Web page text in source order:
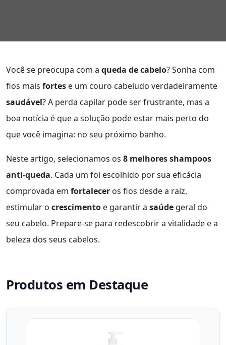
Você se preocupa com a queda de cabelo? Sonha com
fios mais fortes e um couro cabeludo verdadeiramente
saudável? A perda capilar pode ser frustrante, mas a
boa notícia é que a solução pode estar mais perto do
que você imagina: no seu próximo banho.
Neste artigo, selecionamos os 8 melhores shampoos
anti-queda. Cada um foi escolhido por sua eficácia
comprovada em fortalecer os fios desde a raiz,
estimular o crescimento e garantir a saúde geral do
seu cabelo. Prepare-se para redescobrir a vitalidade e a
beleza dos seus cabelos.
Produtos em Destaque